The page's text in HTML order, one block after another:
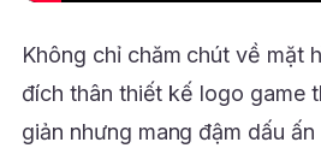
Không chỉ chăm chút về mặt
đích thân thiết kế logo game
giản nhưng mang đậm dấu